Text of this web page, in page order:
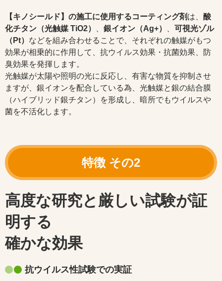
【キノシールド】の施工に使用するコーティング剤 は、 酸
化チタン（光触媒 TiO2）
、 銀イオン（Ag+） 、 可視光ゾル
（Pt） などを組み合わせることで、それぞれの触媒がもつ
効果が相乗的に作用して、抗ウイルス効果・抗菌効果、防
臭効果を発揮します。
光触媒が太陽や照明の光に反応し、有害な物質を抑制させ
ますが、銀イオンを配合している為、光触媒と銀の結合膜
（ハイブリッド銀チタン）を形成し、暗所でもウイルスや
菌を不活化します。
高度な研究と厳しい試験が証
明する
確かな効果
抗ウイルス性試験での実証